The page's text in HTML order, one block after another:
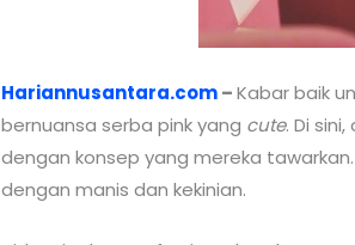
Hariannusantara.com–Kabar baik
bernuansa serba pink yang cute. Di
dengan konsep yang mereka
dengan manis dan kekinian.